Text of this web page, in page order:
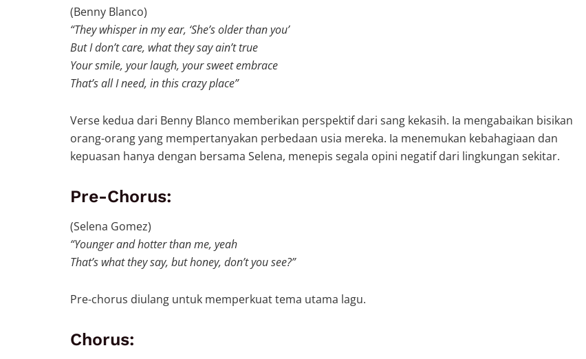
(Benny Blanco)
“They whisper in my ear, ‘She’s older than you’
But I don’t care, what they say ain’t true
Your smile, your laugh, your sweet embrace
That’s all I need, in this crazy place”
Verse kedua dari Benny Blanco memberikan perspektif dari sang kekasih. Ia mengabaikan bisikan
orang-orang yang mempertanyakan perbedaan usia mereka. Ia menemukan kebahagiaan dan
kepuasan hanya dengan bersama Selena, menepis segala opini negatif dari lingkungan sekitar.
Pre-Chorus:
(Selena Gomez)
“Younger and hotter than me, yeah
That’s what they say, but honey, don’t you see?”
Pre-chorus diulang untuk memperkuat tema utama lagu.
Chorus: